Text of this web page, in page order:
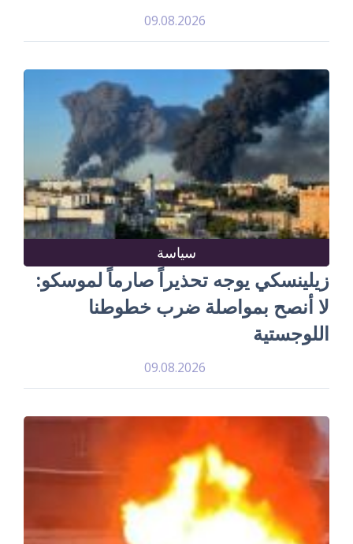
09.08.2026
سياسة
زيلينسكي يوجه تحذيراً صارماً لموسكو:
لا أنصح بمواصلة ضرب خطوطنا
اللوجستية
09.08.2026